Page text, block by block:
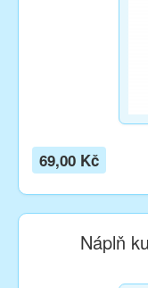
69,00 Kč
Náplň